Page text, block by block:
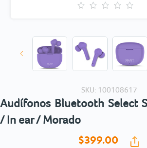
SKU: 100108617
Audífonos Bluetooth Select
/ In ear / Morado
$399.00